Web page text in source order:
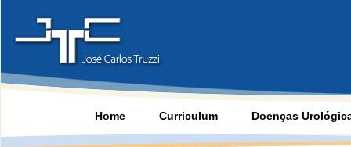
Home Curriculum Doenças